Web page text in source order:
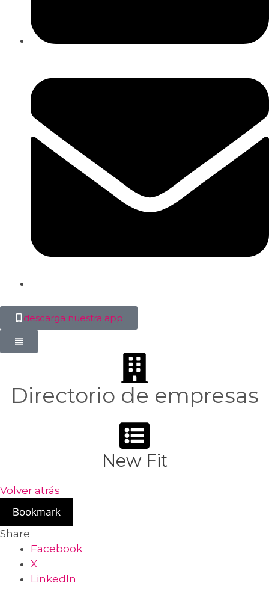
descarga nuestra app
Directorio de empresas
New Fit
Volver atrás
Bookmark
Share
Facebook
X
LinkedIn